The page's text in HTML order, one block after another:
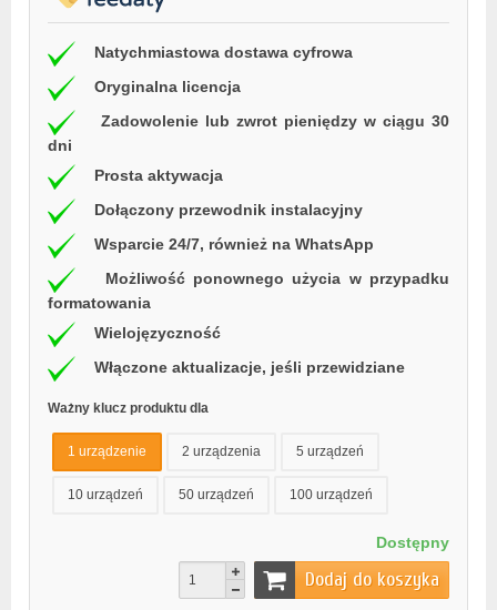
Natychmiastowa dostawa cyfrowa
Oryginalna licencja
Zadowolenie lub zwrot pieniędzy w ciągu 30
dni
Prosta aktywacja
Dołączony przewodnik instalacyjny
Wsparcie 24/7, również na WhatsApp
Możliwość ponownego użycia w przypadku
formatowania
Wielojęzyczność
Włączone aktualizacje, jeśli przewidziane
Ważny klucz produktu dla
1 urządzenie 2 urządzenia 5 urządzeń
10 urządzeń 50 urządzeń 100 urządzeń
Dostępny
Dodaj do koszyka